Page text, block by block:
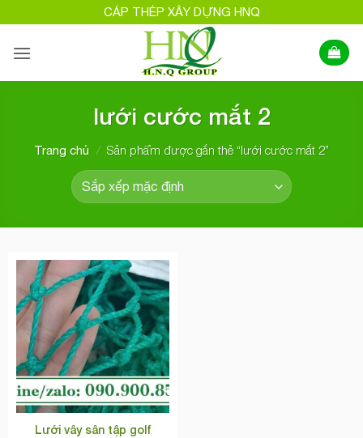
qua
nội
CÁP THÉP XÂY DỰNG HNQ
lưới cước mắt 2
Trang chủ / Sản phẩm được gắn thẻ “lưới cước mắt 2”
Lưới vây sân tập golf